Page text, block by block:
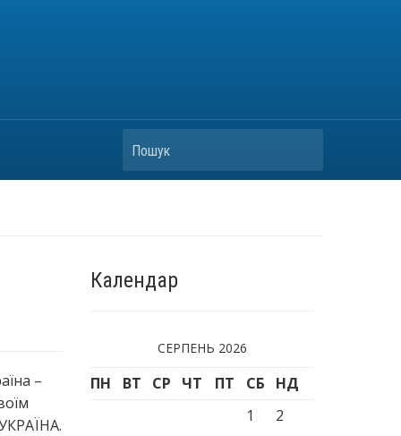
Пошук
–
Календар
СЕРПЕНЬ 2026
ПН ВТ СР ЧТ ПТ СБ
НД
1
2